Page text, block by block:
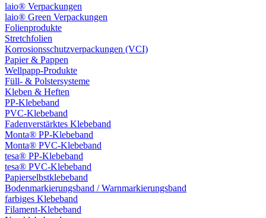
laio® Verpackungen
laio® Green Verpackungen
Folienprodukte
Stretchfolien
Korrosionsschutzverpackungen (VCI)
Papier & Pappen
Wellpapp-Produkte
Füll- & Polstersysteme
Kleben & Heften
PP-Klebeband
PVC-Klebeband
Fadenverstärktes Klebeband
Monta® PP-Klebeband
Monta® PVC-Klebeband
tesa® PP-Klebeband
tesa® PVC-Klebeband
Papierselbstklebeband
Bodenmarkierungsband / Warnmarkierungsband
farbiges Klebeband
Filament-Klebeband